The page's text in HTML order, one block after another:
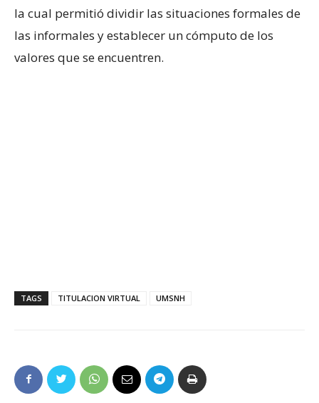
la cual permitió dividir las situaciones formales de
las informales y establecer un cómputo de los
valores que se encuentren.
TAGS TITULACION VIRTUAL UMSNH